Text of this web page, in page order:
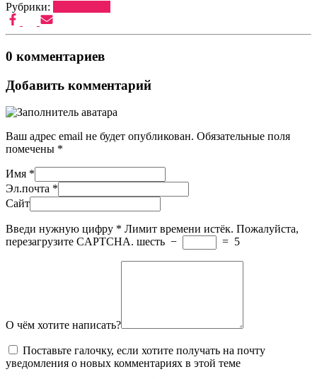
Рубрики:
0 комментариев
Добавить комментарий
Ваш адрес email не будет опубликован. Обязательные поля
помечены *
Имя *
Эл.почта *
Сайт
Введи нужную цифру * Лимит времени истёк. Пожалуйста,
перезагрузите CAPTCHA. шесть − = 5
О чём хотите написать?
Поставьте галочку, если хотите получать на почту
уведомления о новых комментариях в этой теме